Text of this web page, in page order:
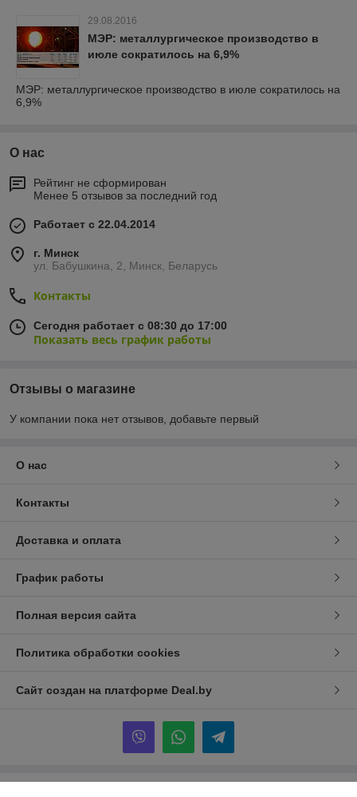
29.08.2016
МЭР: металлургическое производство в
июле сократилось на 6,9%
МЭР: металлургическое производство в июле сократилось на
6,9%
О нас
Рейтинг не сформирован
Менее 5 отзывов за последний год
Работает с 22.04.2014
г. Минск
ул. Бабушкина, 2, Минск, Беларусь
Контакты
Сегодня работает с 08:30 до 17:00
Показать весь график работы
Отзывы о магазине
У компании пока нет отзывов, добавьте первый
О нас
Контакты
Доставка и оплата
График работы
Полная версия сайта
Политика обработки cookies
Сайт создан на платформе Deal.by